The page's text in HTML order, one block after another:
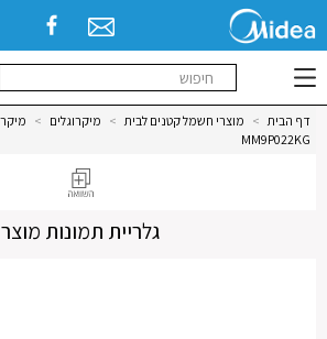
דף הבית > מוצרי חשמל קטנים לבית > מיקרוגלים >
MM9P022KG
גלריית תמונות מוצר